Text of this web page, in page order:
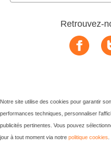
Retrouvez-
Notre site utilise des cookies pour garantir
performances techniques, personnaliser
publicités pertinentes. Vous pouvez
jour à tout moment via notre politique cookies